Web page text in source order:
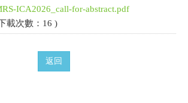
ICA2026_call-for-abstract.pdf
載次數：16 )
返回